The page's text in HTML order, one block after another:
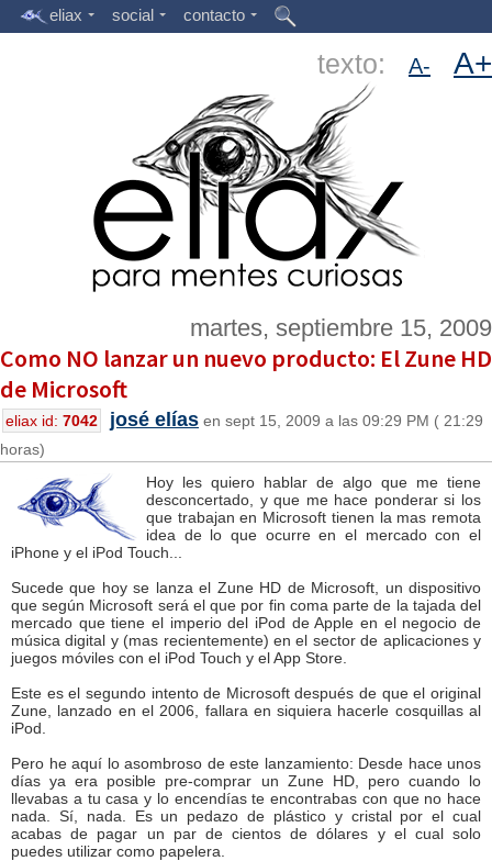
eliax social contacto
texto: A- A+
martes, septiembre 15, 2009
Como NO lanzar un nuevo producto: El Zune HD
de Microsoft
eliax id: 7042 josé elías en sept 15, 2009 a las 09:29 PM ( 21:29
horas)
Hoy les quiero hablar de algo que me tiene
desconcertado, y que me hace ponderar si los
que trabajan en Microsoft tienen la mas remota
idea de lo que ocurre en el mercado con el
iPhone y el iPod Touch...
Sucede que hoy se lanza el Zune HD de Microsoft, un dispositivo
que según Microsoft será el que por fin coma parte de la tajada del
mercado que tiene el imperio del iPod de Apple en el negocio de
música digital y (mas recientemente) en el sector de aplicaciones y
juegos móviles con el iPod Touch y el App Store.
Este es el segundo intento de Microsoft después de que el original
Zune, lanzado en el 2006, fallara en siquiera hacerle cosquillas al
iPod.
Pero he aquí lo asombroso de este lanzamiento: Desde hace unos
días ya era posible pre-comprar un Zune HD, pero cuando lo
llevabas a tu casa y lo encendías te encontrabas con que no hace
nada. Sí, nada. Es un pedazo de plástico y cristal por el cual
acabas de pagar un par de cientos de dólares y el cual solo
puedes utilizar como papelera.